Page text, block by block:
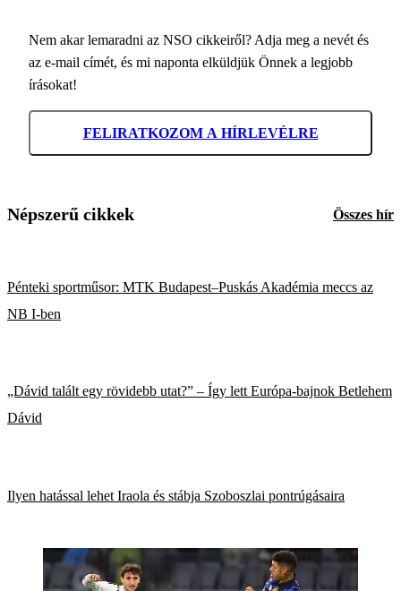
Nem akar lemaradni az NSO cikkeiről? Adja meg a nevét és
az e-mail címét, és mi naponta elküldjük Önnek a legjobb
írásokat!
FELIRATKOZOM A HÍRLEVÉLRE
Népszerű cikkek Összes hír
Pénteki sportműsor: MTK Budapest–Puskás Akadémia meccs az
NB I-ben
„Dávid talált egy rövidebb utat?” – Így lett Európa-bajnok Betlehem
Dávid
Ilyen hatással lehet Iraola és stábja Szoboszlai pontrúgásaira